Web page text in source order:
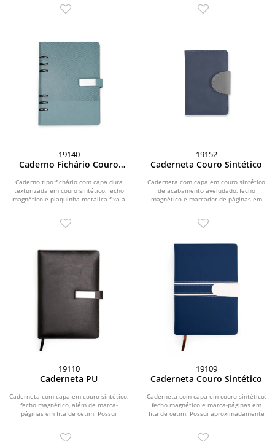
19140
Caderno Fichário Couro
Caderno tipo fichário com capa dura
texturizada em couro sintético, fecho
magnético e plaquinha metálica fixa à
19152
Caderneta Couro Sintético
Caderneta com capa em couro sintético
de acabamento aveludado, fecho
magnético e marcador de páginas em
19110
Caderneta PU
Caderneta com capa em couro sintético,
fecho magnético, além de marca-
páginas em fita de cetim. Possui
19109
Caderneta Couro Sintético
Caderneta com capa em couro sintético,
fecho magnético e marca-páginas em
fita de cetim. Possui aproximadamente